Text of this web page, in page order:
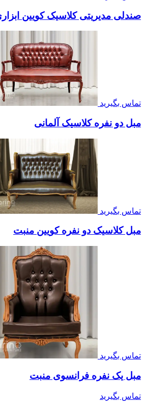
صندلی مدیریتی کلاسیک کویین
تماس بگیرید
مبل دو نفره کلاسیک آلمانی
تماس بگیرید
مبل کلاسیک دو نفره کویین منبت
تماس بگیرید
مبل یک نفره فرانسوی منبت
تماس بگیرید